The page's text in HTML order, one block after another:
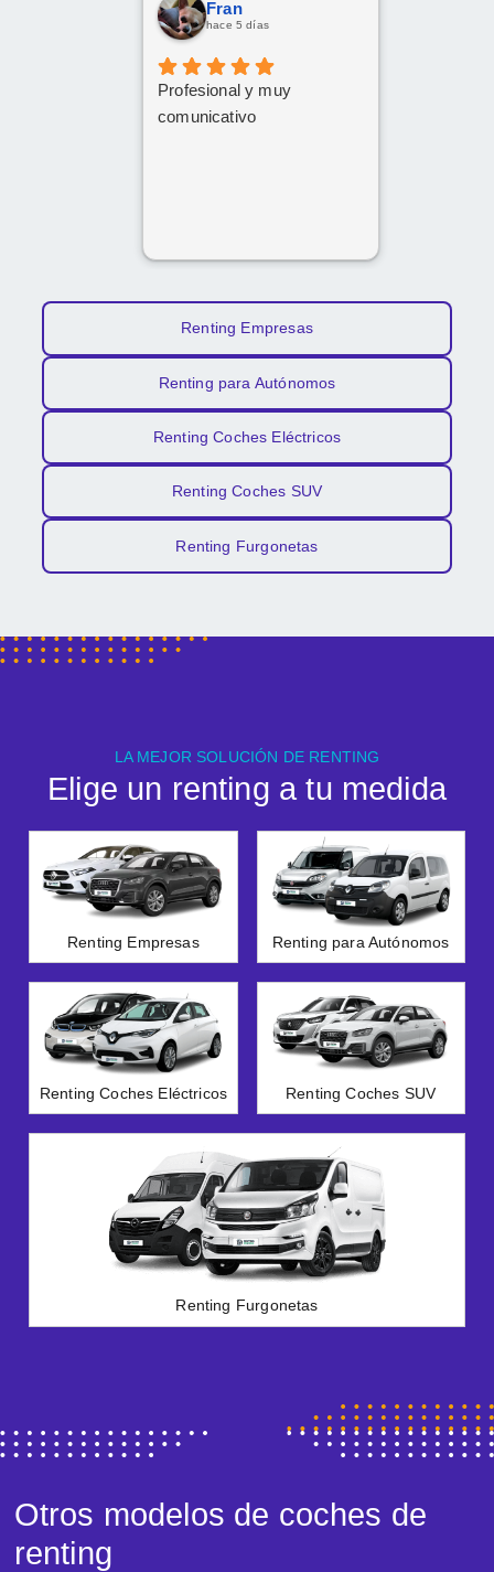
Fran
hace 5 días
Profesional y muy
comunicativo
Renting Empresas
Renting para Autónomos
Renting Coches Eléctricos
Renting Coches SUV
Renting Furgonetas
LA MEJOR SOLUCIÓN DE RENTING
Elige un renting a tu medida
Renting Empresas Renting para Autónomos
Renting Coches Eléctricos Renting Coches SUV
Renting Furgonetas
Otros modelos de coches de
renting